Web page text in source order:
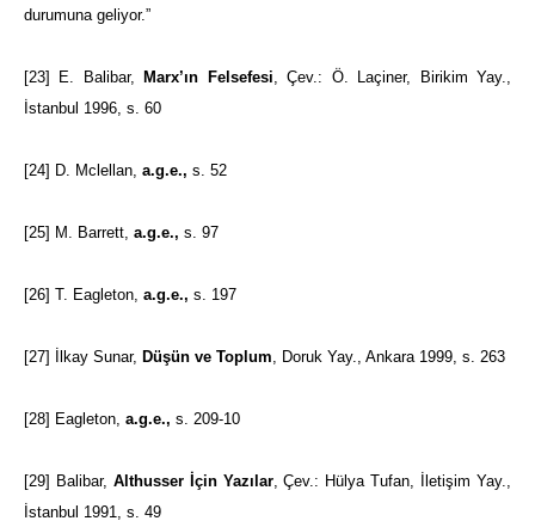
durumuna geliyor.”
[23] E. Balibar,Marx’ın Felsefesi , Çev.: Ö. Laçiner, Birikim Yay.,
İstanbul 1996, s. 60
[24] D. Mclellan, a.g.e., s. 52
[25] M. Barrett, a.g.e., s. 97
[26] T. Eagleton, a.g.e., s. 197
[27] İlkay Sunar, Düşün ve Toplum , Doruk Yay., Ankara 1999, s. 263
[28] Eagleton, a.g.e., s. 209-10
[29] Balibar, Althusser İçin Yazılar, Çev.: Hülya Tufan, İletişim Yay.,
İstanbul 1991, s. 49